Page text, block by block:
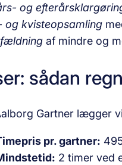
og
og kvisteopsamling
af mindre og
sådan
Gartner lægger
pr. gartner:
2 timer ved